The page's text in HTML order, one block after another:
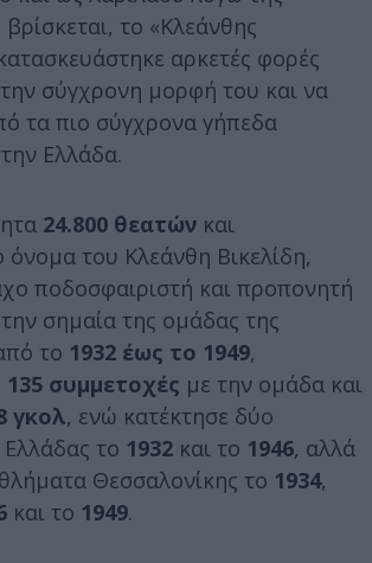
το «Κλεάνθης
αρκετές φορές
σύγχρονη μορφή του και να
τα πιο σύγχρονα γήπεδα
Ελλάδα.
24.800 θεατών και
όνομα του Κλεάνθη Βικελίδη,
ποδοσφαιριστή και προπονητή
σημαία της ομάδας της
το 1932 έως το 1949,
135 συμμετοχές με την ομάδα και
γκολ, ενώ κατέκτησε δύο
το 1932 και το 1946, αλλά
Θεσσαλονίκης το 1934,
και το 1949.